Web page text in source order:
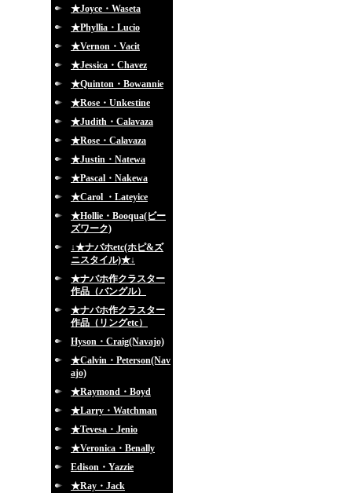
★Joyce・Waseta
★Phyllia・Lucio
★Vernon・Vacit
★Jessica・Chavez
★Quinton・Bowannie
★Rose・Unkestine
★Judith・Calavaza
★Rose・Calavaza
★Justin・Natewa
★Pascal・Nakewa
★Carol ・Lateyice
★Hollie・Booqua(ビー
ズワーク)
↓★ナバホetc(ホピ&ズ
ニスタイル)★↓
★ナバホ作クラスター
作品（バングル）
★ナバホ作クラスター
作品（リングetc）
Hyson・Craig(Navajo)
★Calvin・Peterson(Nav
ajo)
★Raymond・Boyd
★Larry・Watchman
★Tevesa・Jenio
★Veronica・Benally
Edison・Yazzie
★Ray・Jack